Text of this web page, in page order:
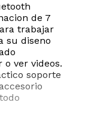
de 7
trabajar
su diseno
ver videos.
soporte